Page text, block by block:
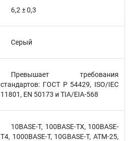
6,2 ± 0,3
Серый
Превышает требования
стандартов: ГОСТ Р 54429, ISO/IEC
11801, EN 50173 и TIA/EIA-568
10BASE-T, 100BASE-TX, 100BASE-
T4, 1000BASE-T, 10GBASE-T, ATM-25,